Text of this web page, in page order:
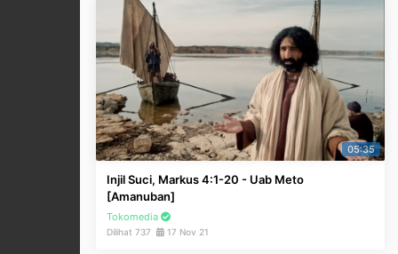
05:35
Injil Suci, Markus 4:1-20 - Uab Meto
[Amanuban]
Tokomedia
Dilihat 737 17 Nov 21